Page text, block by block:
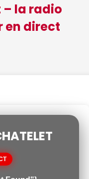
– la radio
en direct